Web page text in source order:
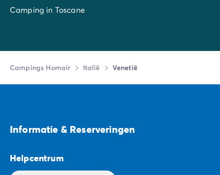
Camping in Toscane
Campings Homair Italië Venetië
Informatie & Reserveringen
Helpcentrum